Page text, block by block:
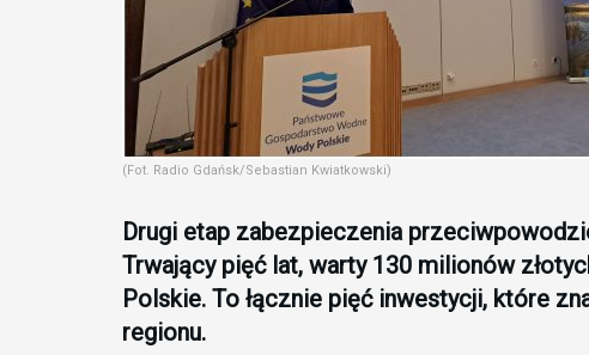
(Fot. Radio Gdańsk/Sebastian Kwiatkowski)
Drugi etap zabezpieczenia
Trwający pięć lat, warty 130 milionów
Polskie. To łącznie pięć inwestycji, które
regionu.